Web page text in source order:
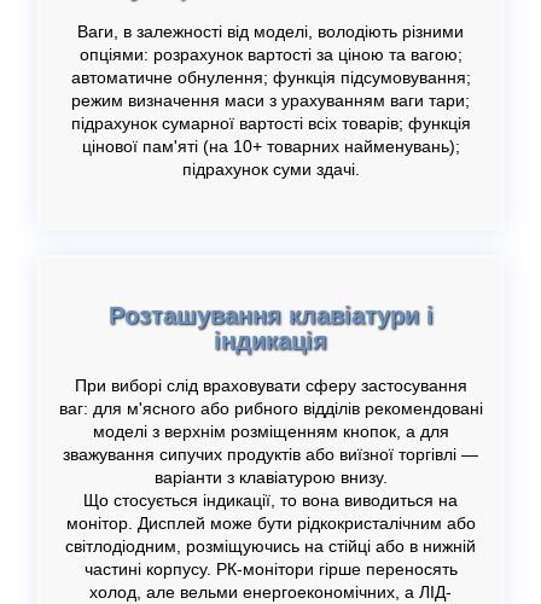
Ваги, в залежності від моделі, володіють різними
опціями: розрахунок вартості за ціною та вагою;
автоматичне обнулення; функція підсумовування;
режим визначення маси з урахуванням ваги тари;
підрахунок сумарної вартості всіх товарів; функція
цінової пам'яті (на 10+ товарних найменувань);
підрахунок суми здачі.
Розташування клавіатури і
індикація
При виборі слід враховувати сферу застосування
ваг: для м'ясного або рибного відділів рекомендовані
моделі з верхнім розміщенням кнопок, а для
зважування сипучих продуктів або виїзної торгівлі —
варіанти з клавіатурою внизу.
Що стосується індикації, то вона виводиться на
монітор. Дисплей може бути рідкокристалічним або
світлодіодним, розміщуючись на стійці або в нижній
частині корпусу. РК-монітори гірше переносять
холод, але вельми енергоекономічних, а ЛІД-